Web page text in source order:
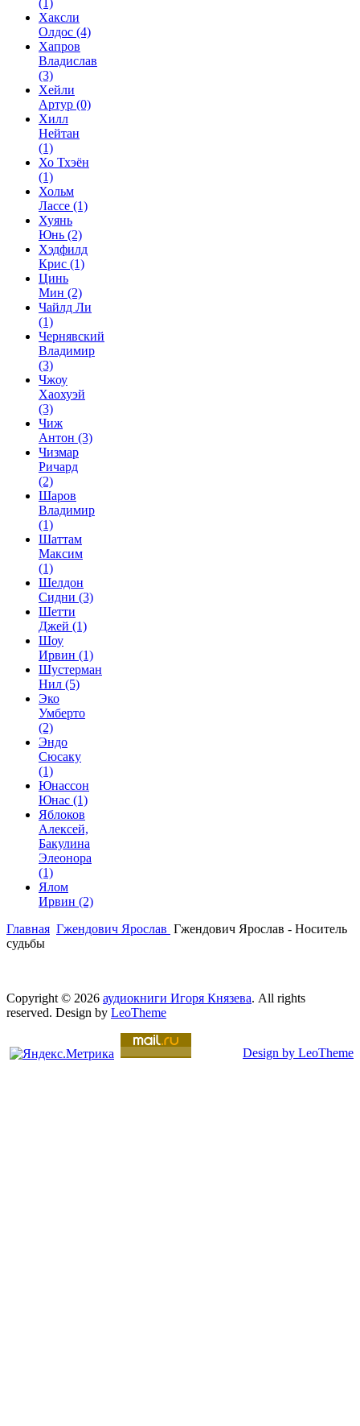
(1)
Хаксли
Олдос (4)
Хапров
Владислав
(3)
Хейли
Артур (0)
Хилл
Нейтан
(1)
Хо Тхэён
(1)
Хольм
Лассе (1)
Хуянь
Юнь (2)
Хэдфилд
Крис (1)
Цинь
Мин (2)
Чайлд Ли
(1)
Чернявский
Владимир
(3)
Чжоу
Хаохуэй
(3)
Чиж
Антон (3)
Чизмар
Ричард
(2)
Шаров
Владимир
(1)
Шаттам
Максим
(1)
Шелдон
Сидни (3)
Шетти
Джей (1)
Шоу
Ирвин (1)
Шустерман
Нил (5)
Эко
Умберто
(2)
Эндо
Сюсаку
(1)
Юнассон
Юнас (1)
Яблоков
Алексей,
Бакулина
Элеонора
(1)
Ялом
Ирвин (2)
Главная Гжендович Ярослав Гжендович Ярослав - Носитель
судьбы
Copyright © 2026 аудиокниги Игоря Князева. All rights
reserved. Design by LeoTheme
Design by LeoTheme